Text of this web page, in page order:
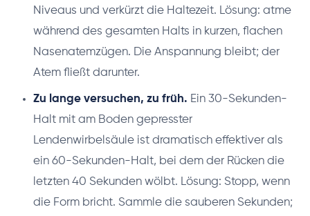
Niveaus und verkürzt die Haltezeit. Lösung: atme
während des gesamten Halts in kurzen, flachen
Nasenatemzügen. Die Anspannung bleibt; der
Atem fließt darunter.
Zu lange versuchen, zu früh. Ein 30-Sekunden-
Halt mit am Boden gepresster
Lendenwirbelsäule ist dramatisch effektiver als
ein 60-Sekunden-Halt, bei dem der Rücken die
letzten 40 Sekunden wölbt. Lösung: Stopp, wenn
die Form bricht. Sammle die sauberen Sekunden;